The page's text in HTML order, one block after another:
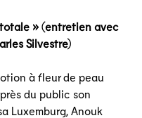
» (entretien avec
Silvestre)
à fleur de peau
du public son
Luxemburg, Anouk